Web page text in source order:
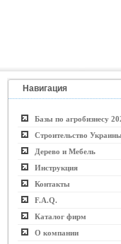
Навигация
Базы по агробизнесу
Строительство Украины
Дерево и Мебель
Инструкция
Контакты
F.A.Q.
Каталог фирм
О компании